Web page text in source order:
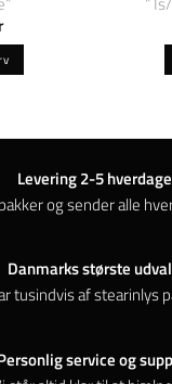
Levering 2-5 hverdage
og sender alle
Danmarks største
tusindvis af stearinlys
service og